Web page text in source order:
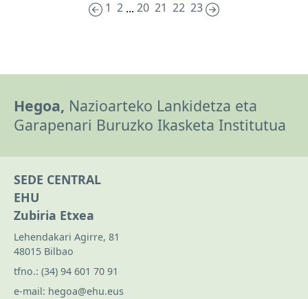
1 2 ... 20 21 22 23
Hegoa, Nazioarteko Lankidetza eta
Garapenari Buruzko Ikasketa Institutua
SEDE CENTRAL
EHU
Zubiria Etxea
Lehendakari Agirre, 81
48015 Bilbao
tfno.: (34) 94 601 70 91
e-mail: hegoa@ehu.eus